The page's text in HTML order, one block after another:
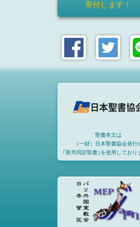
寄付します！
聖書本文は
（一財）日本聖書協会発行
｢新共同訳聖書｣を使用しており